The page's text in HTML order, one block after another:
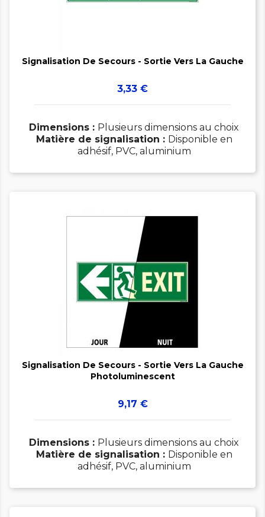
Signalisation De Secours - Sortie Vers La Gauche
Prix
3,33 €
Dimensions : Plusieurs dimensions au choix
Matière de signalisation : Disponible en
adhésif, PVC, aluminium
Signalisation De Secours - Sortie Vers La Gauche
Photoluminescent
Prix
9,17 €
Dimensions : Plusieurs dimensions au choix
Matière de signalisation : Disponible en
adhésif, PVC, aluminium